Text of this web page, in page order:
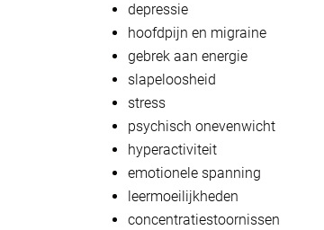
depressie
hoofdpijn en migraine
gebrek aan energie
slapeloosheid
stress
psychisch onevenwicht
hyperactiviteit
emotionele spanning
leermoeilijkheden
concentratiestoornissen